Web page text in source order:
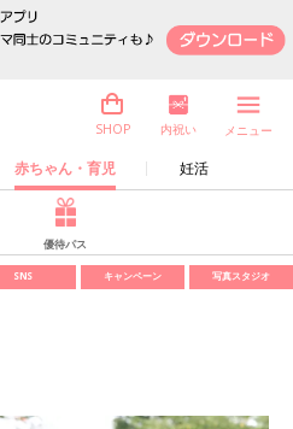
赤ちゃん・育児 妊活
SHOP 内祝い メニュー
優待パス
SNS キャンペーン 写真スタジオ